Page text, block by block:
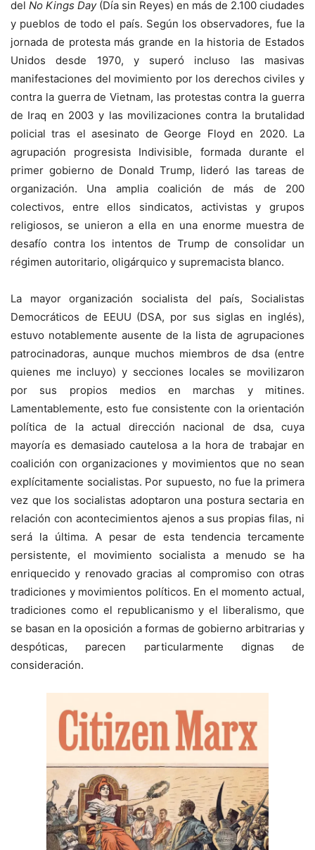
del No Kings Day(Día sin Reyes) en más de 2.100 ciudades
y pueblos de todo el país. Según los observadores, fue la
jornada de protesta más grande en la historia de Estados
Unidos desde 1970, y superó incluso las masivas
manifestaciones del movimiento por los derechos civiles y
contra la guerra de Vietnam, las protestas contra la guerra
de Iraq en 2003 y las movilizaciones contra la brutalidad
policial tras el asesinato de George Floyd en 2020. La
agrupación progresista Indivisible, formada durante el
primer gobierno de Donald Trump, lideró las tareas de
organización. Una amplia coalición de más de 200
colectivos, entre ellos sindicatos, activistas y grupos
religiosos, se unieron a ella en una enorme muestra de
desafío contra los intentos de Trump de consolidar un
régimen autoritario, oligárquico y supremacista blanco.
La mayor organización socialista del país, Socialistas
Democráticos de EEUU (DSA, por sus siglas en inglés),
estuvo notablemente ausente de la lista de agrupaciones
patrocinadoras, aunque muchos miembros de dsa (entre
quienes me incluyo) y secciones locales se movilizaron
por sus propios medios en marchas y mitines.
Lamentablemente, esto fue consistente con la orientación
política de la actual dirección nacional de dsa, cuya
mayoría es demasiado cautelosa a la hora de trabajar en
coalición con organizaciones y movimientos que no sean
explícitamente socialistas. Por supuesto, no fue la primera
vez que los socialistas adoptaron una postura sectaria en
relación con acontecimientos ajenos a sus propias filas, ni
será la última. A pesar de esta tendencia tercamente
persistente, el movimiento socialista a menudo se ha
enriquecido y renovado gracias al compromiso con otras
tradiciones y movimientos políticos. En el momento actual,
tradiciones como el republicanismo y el liberalismo, que
se basan en la oposición a formas de gobierno arbitrarias y
despóticas, parecen particularmente dignas de
consideración.